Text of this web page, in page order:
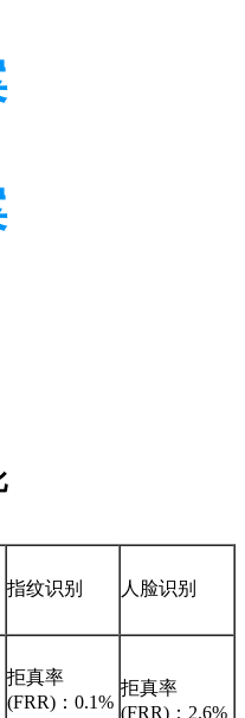
指纹识别 人脸识别
拒真率
(FRR)：0.1%
拒真率
(FRR)：2.6%